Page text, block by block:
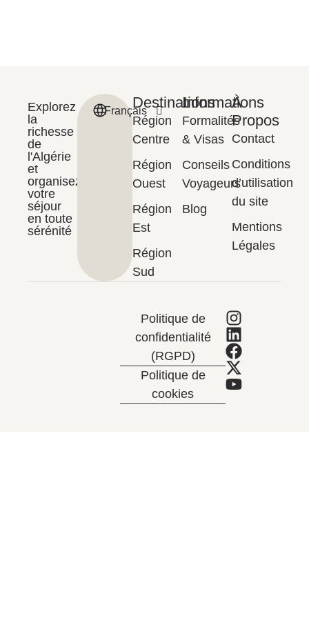
Explorez
la
richesse
de
l'Algérie
et
organisez
votre
séjour
en toute
sérénité
Destinations
Région
Centre
Région
Ouest
Région
Est
Région
Sud
Informations
Formalités
& Visas
Conseils
Voyageurs
Blog
À
Propos
Contact
Conditions
d’utilisation
du site
Mentions
Légales
Français
English
Politique de
confidentialité
(RGPD)
Politique de
cookies